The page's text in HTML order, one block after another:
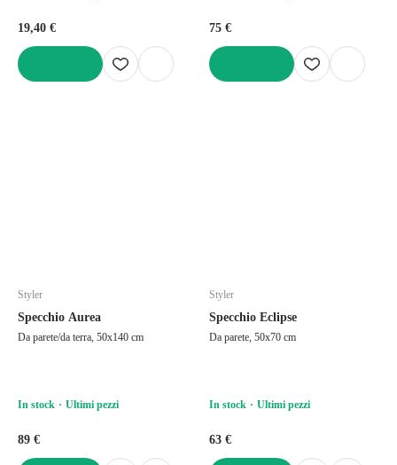
19,40 € 75 €
Styler
Specchio Aurea
Da parete/da terra, 50x140 cm
In stock Ultimi pezzi
89 €
Styler
Specchio Eclipse
Da parete, 50x70 cm
In stock Ultimi pezzi
63 €